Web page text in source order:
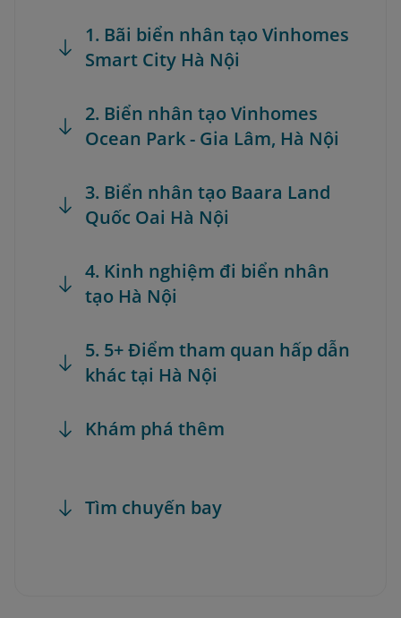
1. Bãi biển nhân tạo Vinhomes
Smart City Hà Nội
2. Biển nhân tạo Vinhomes
Ocean Park - Gia Lâm, Hà Nội
3. Biển nhân tạo Baara Land
Quốc Oai Hà Nội
4. Kinh nghiệm đi biển nhân
tạo Hà Nội
5. 5+ Điểm tham quan hấp dẫn
khác tại Hà Nội
Khám phá thêm
Tìm chuyến bay